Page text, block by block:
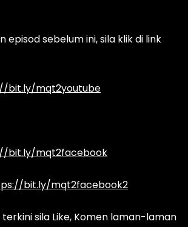
episod sebelum ini, sila klik di link
bit.ly/mqt2youtube
bit.ly/mqt2facebook
bit.ly/mqt2facebook2
sila Like, Komen laman-laman